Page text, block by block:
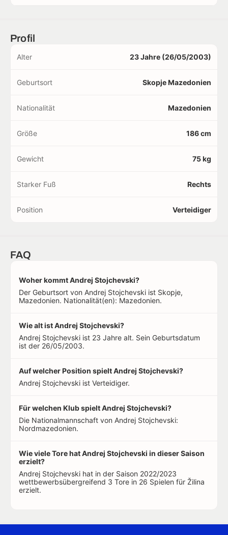
Profil
Alter 23 Jahre (26/05/2003)
Geburtsort Skopje Mazedonien
Nationalität Mazedonien
Größe 186 cm
Gewicht 75 kg
Starker Fuß Rechts
Position Verteidiger
FAQ
Woher kommt Andrej Stojchevski?
Der Geburtsort von Andrej Stojchevski ist Skopje,
Mazedonien. Nationalität(en): Mazedonien.
Wie alt ist Andrej Stojchevski?
Andrej Stojchevski ist 23 Jahre alt. Sein Geburtsdatum
ist der 26/05/2003.
Auf welcher Position spielt Andrej Stojchevski?
Andrej Stojchevski ist Verteidiger.
Für welchen Klub spielt Andrej Stojchevski?
Die Nationalmannschaft von Andrej Stojchevski:
Nordmazedonien.
Wie viele Tore hat Andrej Stojchevski in dieser Saison
erzielt?
Andrej Stojchevski hat in der Saison 2022/2023
wettbewerbsübergreifend 3 Tore in 26 Spielen für Žilina
erzielt.